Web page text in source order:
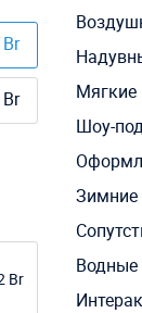
Br
Мягкие
Шоу-
Зимние
Водные